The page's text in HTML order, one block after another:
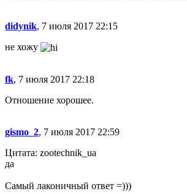
didynik, 7 июля 2017 22:15
не хожу
fk, 7 июля 2017 22:18
Отношение хорошее.
gismo_2, 7 июля 2017 22:59
Цитата: zootechnik_ua
да
Самый лаконичный ответ =)))